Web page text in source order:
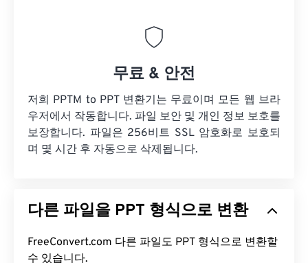
무료 & 안전
저희 PPTM to PPT 변환기는 무료이며 모든 웹 브라
우저에서 작동합니다. 파일 보안 및 개인 정보 보호를
보장합니다. 파일은 256비트 SSL 암호화로 보호되
며 몇 시간 후 자동으로 삭제됩니다.
다른 파일을 PPT 형식으로 변환
FreeConvert.com 다른 파일도 PPT 형식으로 변환할
수 있습니다.